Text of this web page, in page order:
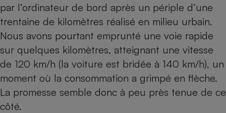
par l’ordinateur de bord après un périple d’une
trentaine de kilomètres réalisé en milieu urbain.
Nous avons pourtant emprunté une voie rapide
sur quelques kilomètres, atteignant une vitesse
de 120 km/h (la voiture est bridée à 140 km/h), un
moment où la consommation a grimpé en flèche.
La promesse semble donc à peu près tenue de ce
côté.